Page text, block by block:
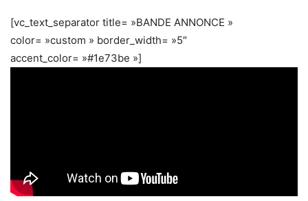
[vc_text_separator title= »BANDE ANNONCE »
color= »custom » border_width= »5″
accent_color= »#1e73be »]